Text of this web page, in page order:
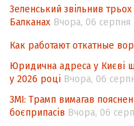
контексті
Аналіз
невизначеності
підрахунку
Інформаційна
Зеленський звільнив
Балканах Вчора, 06 серпня
Как работают откатные
Юридична адреса у Києві
у 2026 році Вчора, 06
ЗМІ: Трамп вимагав
боєприпасів Вчора, 06